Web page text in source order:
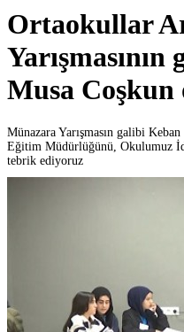
Ortaokullar
Musa
Münazara Yarışmasın galibi
Eğitim Müdürlüğünü, Okulumuz
tebrik ediyoruz